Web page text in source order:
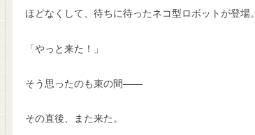
ほどなくして、待ちに待ったネコ型ロボットが登場。
「やっと来た！」
そう思ったのも束の間――
その直後、また来た。